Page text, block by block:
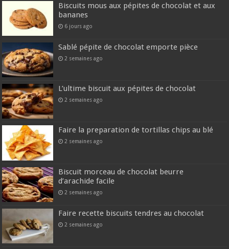
Biscuits mous aux pépites de chocolat et aux
bananes
6 jours ago
Sablé pépite de chocolat emporte pièce
2 semaines ago
L’ultime biscuit aux pépites de chocolat
2 semaines ago
Faire la preparation de tortillas chips au blé
2 semaines ago
Biscuit morceau de chocolat beurre
d’arachide facile
2 semaines ago
Faire recette biscuits tendres au chocolat
2 semaines ago